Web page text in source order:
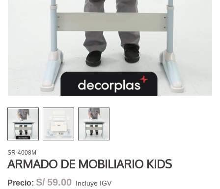
SR-4008M
ARMADO DE MOBILIARIO KIDS
Precio: S/ 59.00 Incluye IGV